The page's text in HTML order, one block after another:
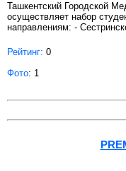
Ташкентский Городской
осуществляет набор
направлениям: -
Рейтинг: 0
Фото: 1